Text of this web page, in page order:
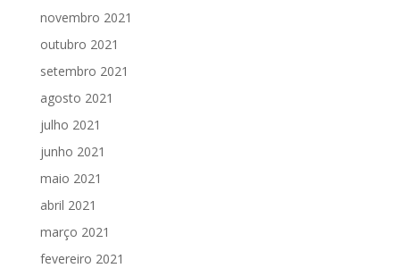
novembro 2021
outubro 2021
setembro 2021
agosto 2021
julho 2021
junho 2021
maio 2021
abril 2021
março 2021
fevereiro 2021